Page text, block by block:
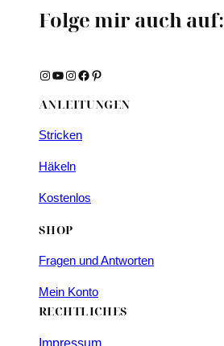
Folge mir auch auf:
Instagram YouTube Instagram Facebook Pinterest
ANLEITUNGEN
Stricken
Häkeln
Kostenlos
SHOP
Fragen und Antworten
Mein Konto
RECHTLICHES